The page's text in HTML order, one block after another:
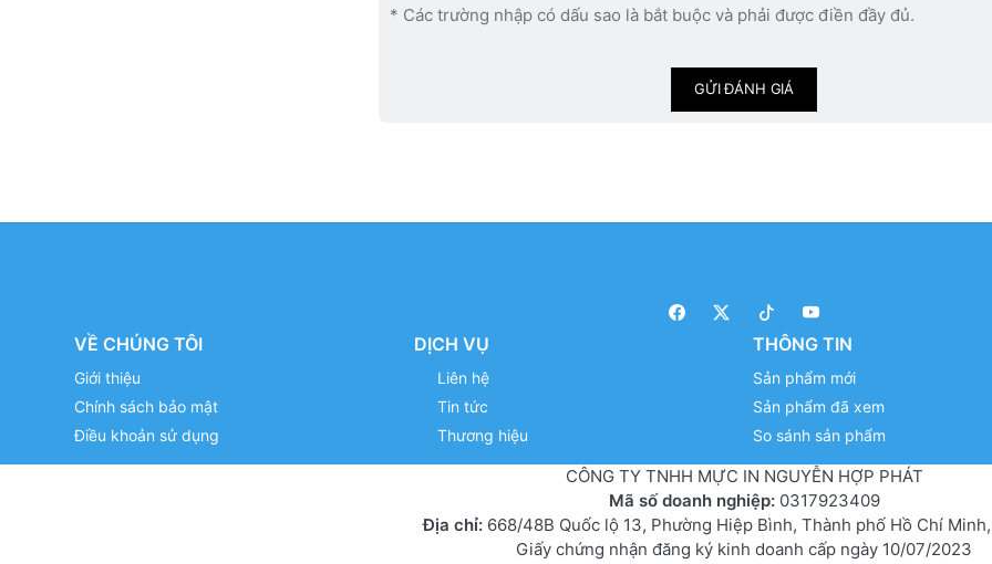
* Các trường nhập có dấu sao là bắt buộc và phải được điền đầy đủ.
GỬI ĐÁNH GIÁ
VỀ CHÚNG TÔI
Giới thiệu
Chính sách bảo mật
Điều khoản sử dụng
DỊCH VỤ
Liên hệ
Tin tức
Thương hiệu
THÔNG TIN
Sản phẩm mới
Sản phẩm đã xem
So sánh sản phẩm
CÔNG TY TNHH MỰC IN NGUYỄN HỢP PHÁT
Mã số doanh nghiệp: 0317923409
Địa chỉ:668/48B Quốc lộ 13, Phường Hiệp Bình, Thành phố Hồ Chí
Giấy chứng nhận đăng ký kinh doanh cấp ngày 10/07/2023